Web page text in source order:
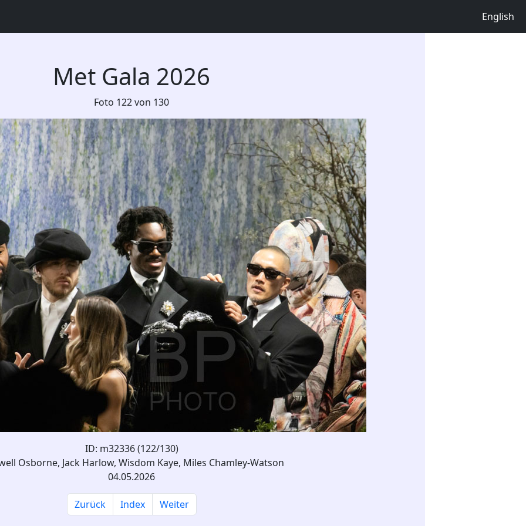
English
Met Gala 2026
Foto 122 von 130
ID: m32336 (122/130)
Osborne, Jack Harlow, Wisdom Kaye, Miles Chamley-Watson
04.05.2026
Zurück Index Weiter